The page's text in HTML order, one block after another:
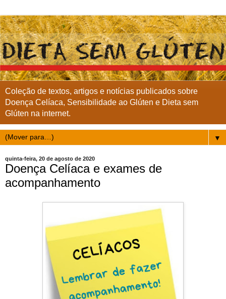
Coleção de textos, artigos e notícias publicados sobre
Doença Celíaca, Sensibilidade ao Glúten e Dieta sem
Glúten na internet.
▼
quinta-feira, 20 de agosto de 2020
Doença Celíaca e exames de
acompanhamento